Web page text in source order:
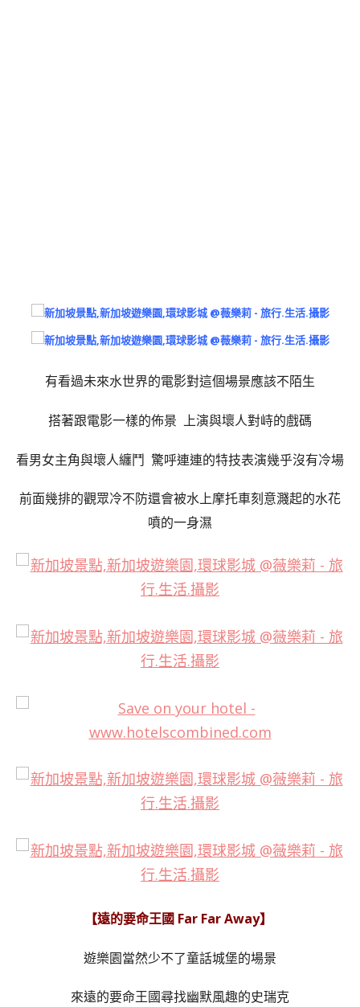
有看過未來水世界的電影對這個場景應該不陌生
搭著跟電影一樣的佈景 上演與壞人對峙的戲碼
看男女主角與壞人纏鬥 驚呼連連的特技表演幾乎沒有冷場
前面幾排的觀眾冷不防還會被水上摩托車刻意濺起的水花
噴的一身濕
【遠的要命王國 Far Far Away】
遊樂園當然少不了童話城堡的場景
來遠的要命王國尋找幽默風趣的史瑞克